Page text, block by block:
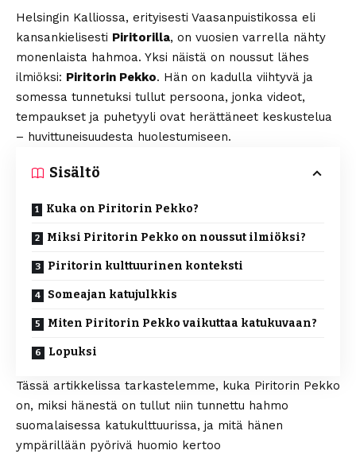
Helsingin Kalliossa, erityisesti Vaasanpuistikossa eli
kansankielisesti Piritorilla, on vuosien varrella nähty
monenlaista hahmoa. Yksi näistä on noussut lähes
ilmiöksi: Piritorin Pekko. Hän on kadulla viihtyvä ja
somessa tunnetuksi tullut persoona, jonka videot,
tempaukset ja puhetyyli ovat herättäneet keskustelua
– huvittuneisuudesta huolestumiseen.
Sisältö
Kuka on Piritorin Pekko?
Miksi Piritorin Pekko on noussut ilmiöksi?
Piritorin kulttuurinen konteksti
Someajan katujulkkis
Miten Piritorin Pekko vaikuttaa katukuvaan?
Lopuksi
Tässä artikkelissa tarkastelemme, kuka Piritorin Pekko
on, miksi hänestä on tullut niin tunnettu hahmo
suomalaisessa katukulttuurissa, ja mitä hänen
ympärillään pyörivä huomio kertoo